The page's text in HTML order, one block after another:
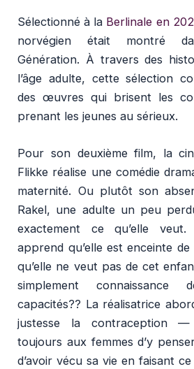
Sélectionné à la Berlinale en
norvégien était montré
Génération. À travers des
l’âge adulte, cette sélection
des œuvres qui brisent les
prenant les jeunes au sérieux.
Pour son deuxième film, la
Flikke réalise une comédie
maternité. Ou plutôt son
Rakel, une adulte un peu
exactement ce qu’elle
apprend qu’elle est enceinte
qu’elle ne veut pas de cet
simplement
capacités?? La réalisatrice
justesse la contraception
toujours aux femmes d’y
d’avoir vécu sa vie en faisant